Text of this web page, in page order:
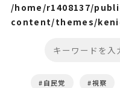
/home/r1408137/
content/themes/
自民党 視察